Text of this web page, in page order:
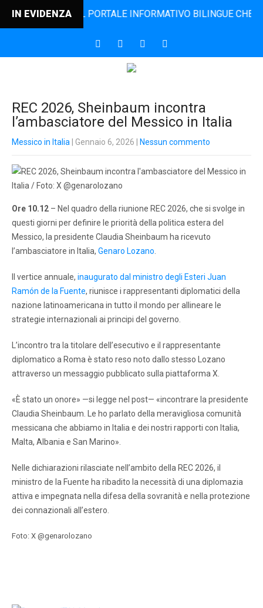
IN EVIDENZAIL PORTALE INFORMATIVO BILINGUE CHE
REC 2026, Sheinbaum incontra
l’ambasciatore del Messico in Italia
Messico in Italia | Gennaio 6, 2026 Nessun commento
Ore 10.12 – Nel quadro della riunione REC 2026, che si svolge in
questi giorni per definire le priorità della politica estera del
Messico, la presidente Claudia Sheinbaum ha ricevuto
l’ambasciatore in Italia, Genaro Lozano
Il vertice annuale, inaugurato dal ministro degli Esteri Juan
Ramón de la Fuente, riunisce i rappresentanti diplomatici della
nazione latinoamericana in tutto il mondo per allineare le
strategie internazionali ai principi del governo.
L’incontro tra la titolare dell’esecutivo e il rappresentante
diplomatico a Roma è stato reso noto dallo stesso Lozano
attraverso un messaggio pubblicato sulla piattaforma X.
«È stato un onore» —si legge nel post— «incontrare la presidente
Claudia Sheinbaum. Le ho parlato della meravigliosa comunità
messicana che abbiamo in Italia e dei nostri rapporti con Italia,
Malta, Albania e San Marino».
Nelle dichiarazioni rilasciate nell’ambito della REC 2026, il
ministro de la Fuente ha ribadito la necessità di una diplomazia
attiva e impegnata nella difesa della sovranità e nella protezione
dei connazionali all’estero.
Foto: X @genarolozano